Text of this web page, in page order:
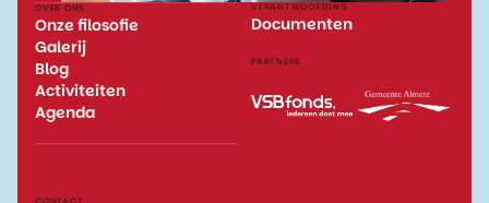
OVER ONS
Onze filosofie
Galerij
Blog
Activiteiten
Agenda
VERANTWOORDING
Documenten
PARTNERS